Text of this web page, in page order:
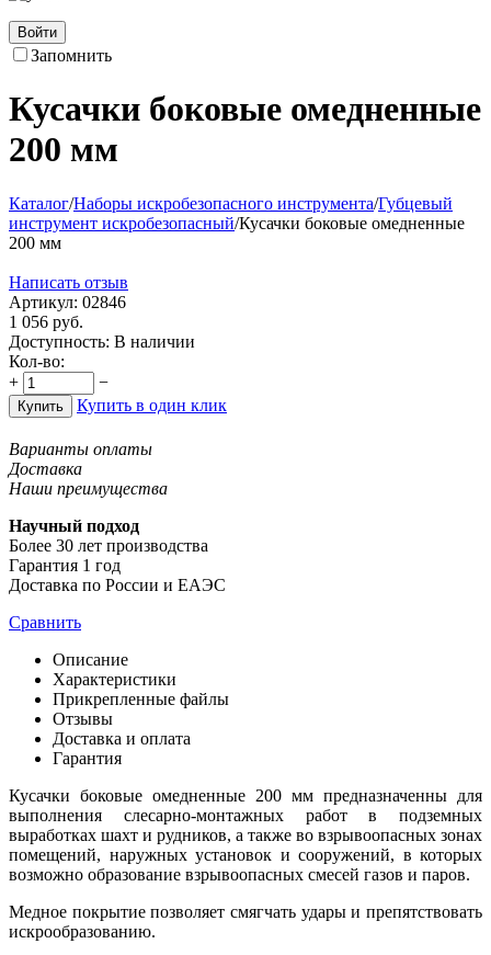
Войти
Запомнить
Кусачки боковые омедненные
200 мм
Каталог/Наборы искробезопасного инструмента/Губцевый
инструмент искробезопасный/Кусачки боковые омедненные
200 мм
Написать отзыв
Артикул: 02846
1 056 руб.
Доступность: В наличии
Кол-во:
+
−
Купить Купить в один клик
Варианты оплаты
Доставка
Наши преимущества
Научный подход
Более 30 лет производства
Гарантия 1 год
Доставка по России и ЕАЭС
Сравнить
Описание
Характеристики
Прикрепленные файлы
Отзывы
Доставка и оплата
Гарантия
Кусачки боковые омедненные 200 мм предназначенны для
выполнения слесарно-монтажных работ в подземных
выработках шахт и рудников, а также во взрывоопасных зонах
помещений, наружных установок и сооружений, в которых
возможно образование взрывоопасных смесей газов и паров.
Медное покрытие позволяет смягчать удары и препятствовать
искрообразованию.